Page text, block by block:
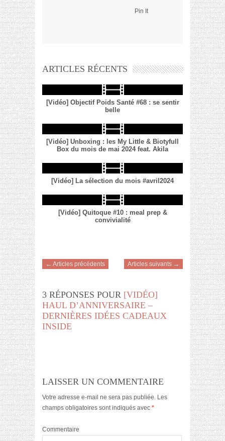
Pin It
ARTICLES RÉCENTS
[Vidéo] Objectif Poids Santé #68 : se sentir
belle
[Vidéo] Unboxing : les My Little & Biotyfull
Box du mois de mai 2024 feat. Akila
[Vidéo] La sélection du mois #avril2024
[Vidéo] Quitoque #10 : meal prep &
convivialité
← Articles précédents Articles suivants →
3 RÉPONSES POUR [VIDÉO]
HAUL D’ANNIVERSAIRE –
DERNIÈRES IDÉES CADEAUX
INSIDE
LAISSER UN COMMENTAIRE
Votre adresse e-mail ne sera pas publiée. Les
champs obligatoires sont indiqués avec *
Commentaire